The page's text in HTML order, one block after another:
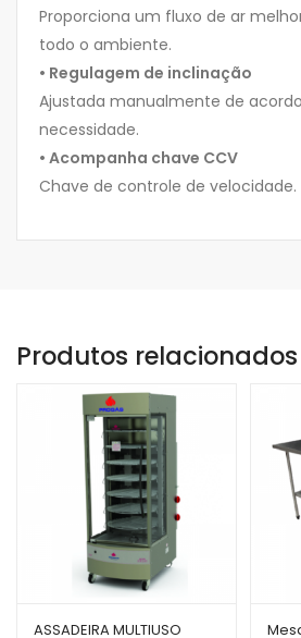
Proporciona um fluxo de ar
todo o ambiente.
• Regulagem de inclinação
Ajustada manualmente de
necessidade.
• Acompanha chave CCV
Chave de controle de velocidade.
Produtos relacionados
ASSADEIRA MULTIUSO